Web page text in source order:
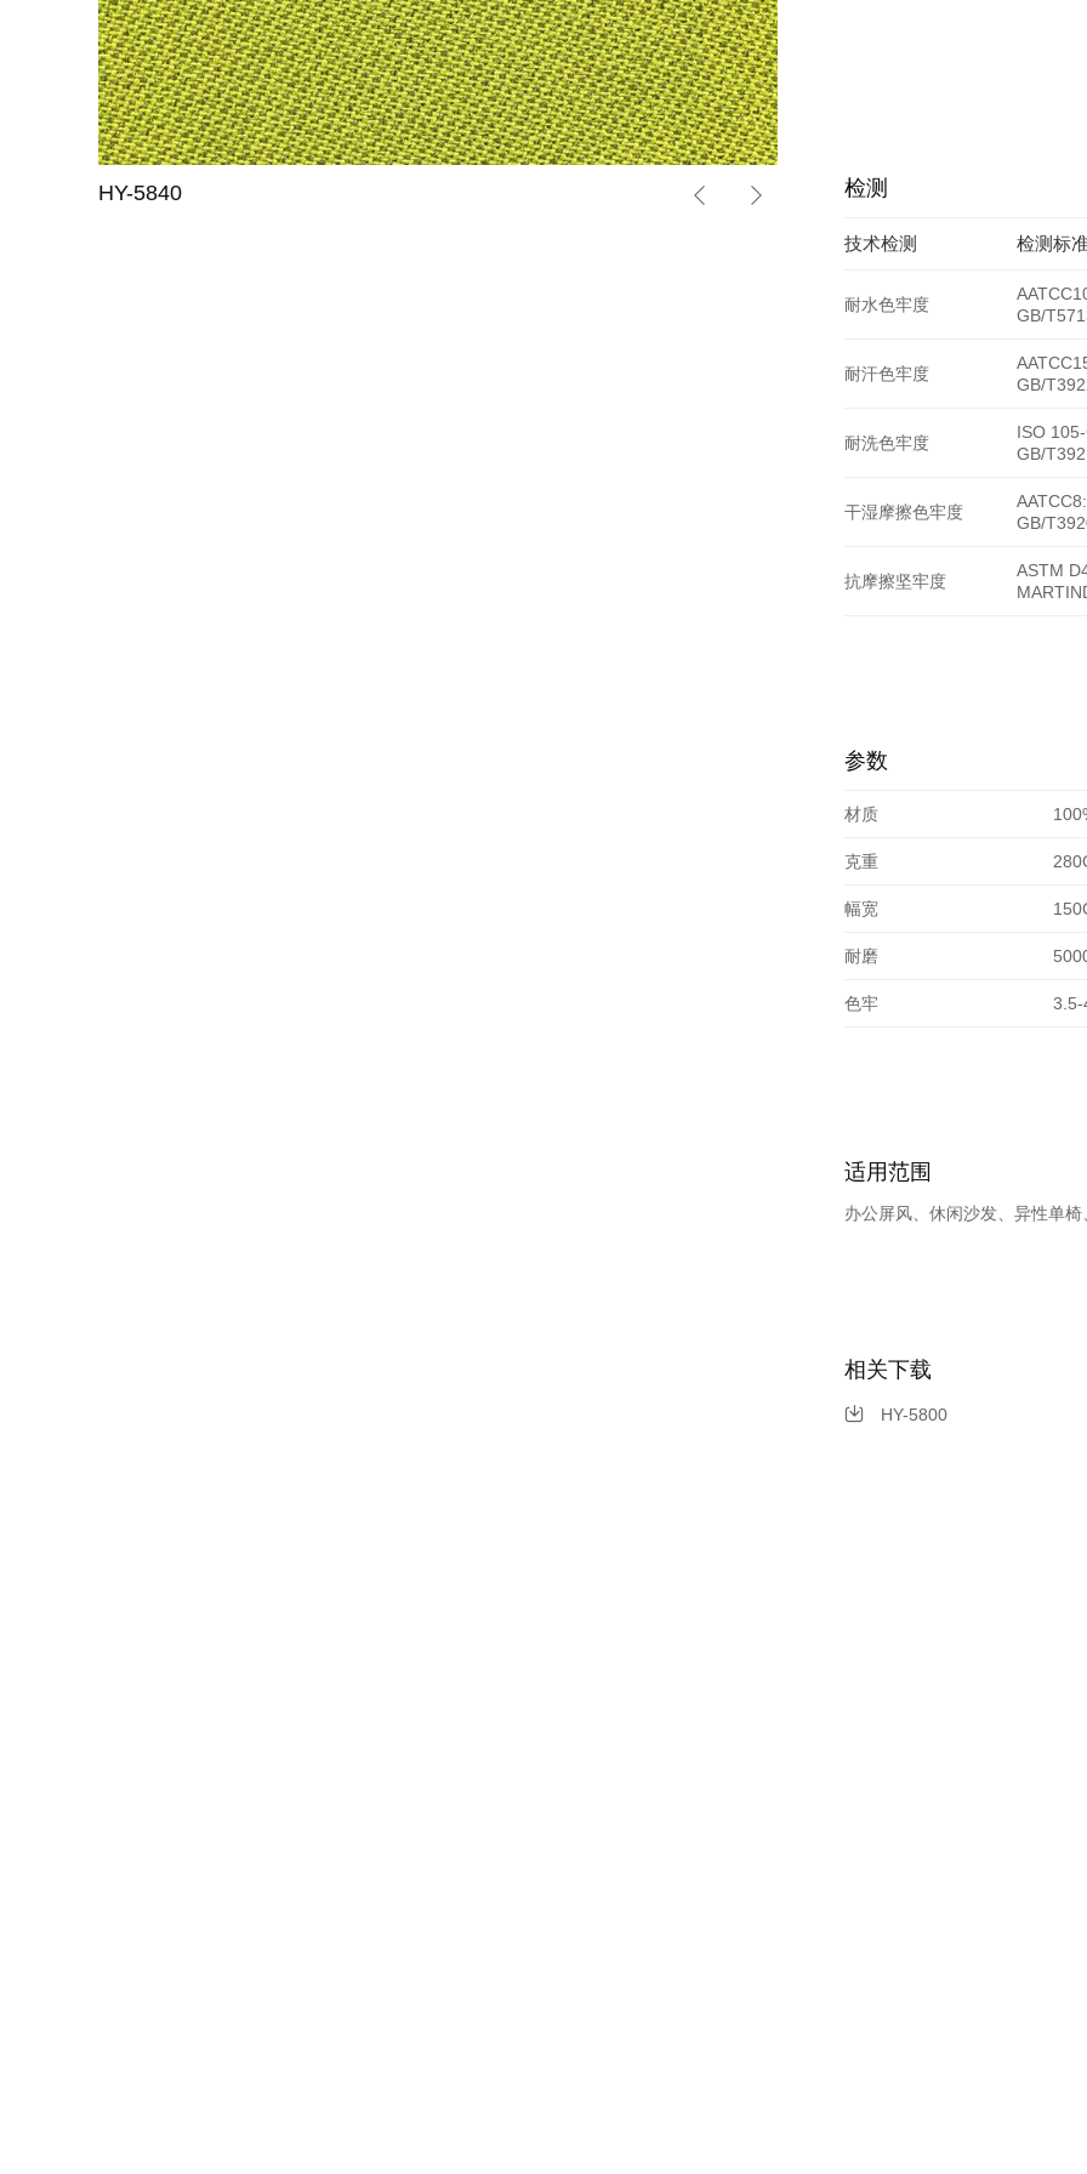
HY-5840 HY-5839检测
技术检测 检测标
耐水色牢度
GB/
耐汗色牢度
GB/
耐洗色牢度
ISO
GB/
干湿摩擦色牢度
GB/
抗摩擦坚牢度
ASTM
参数
材质
克重
幅宽
耐磨
色牢 3.5-
适用范围
办公屏风、休闲沙发、异性单椅
相关下载
HY-5800